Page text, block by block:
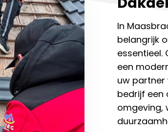
In
belangrijk
een
uw partner
bedrijf een
omgeving,